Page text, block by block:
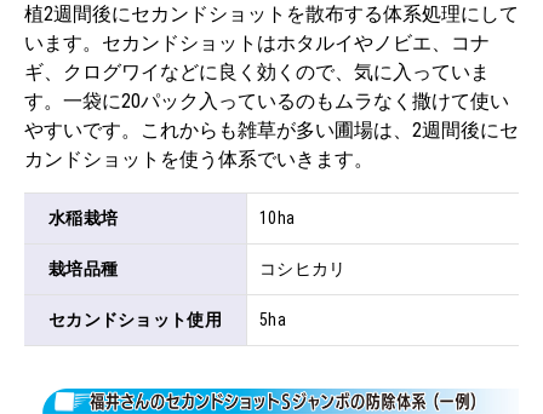
植2週間後にセカンドショットを散布する体系処理にして
います。セカンドショットはホタルイやノビエ、コナ
ギ、クログワイなどに良く効くので、気に入っていま
す。一袋に20パック入っているのもムラなく撒けて使い
やすいです。これからも雑草が多い圃場は、2週間後にセ
カンドショットを使う体系でいきます。
水稲栽培 10ha
栽培品種 コシヒカリ
セカンドショット使用 5ha